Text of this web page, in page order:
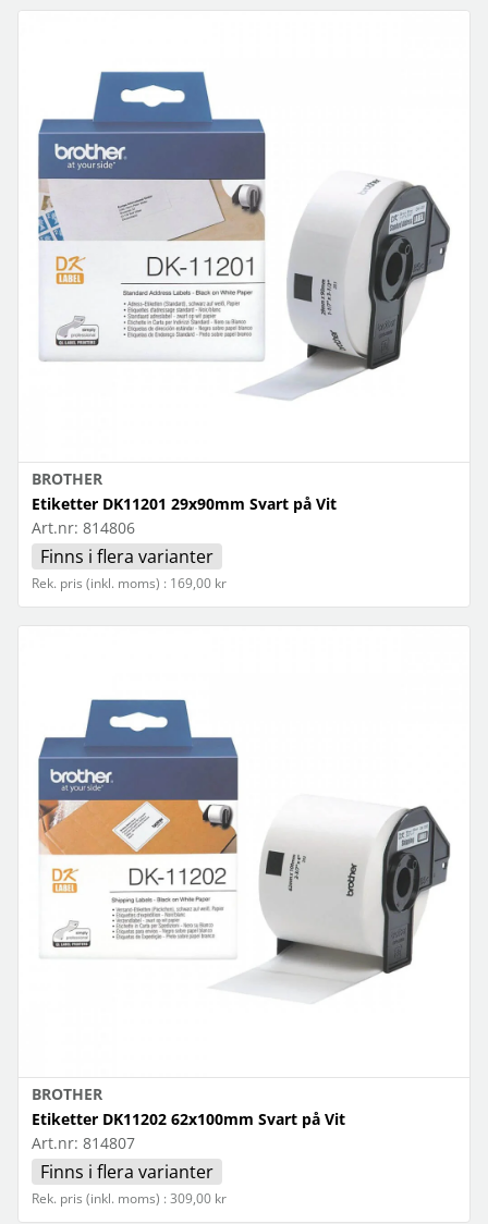
BROTHER
Etiketter DK11201 29x90mm Svart på Vit
Art.nr: 814806
Finns i flera varianter
Rek. pris (inkl. moms) : 169,00 kr
BROTHER
Etiketter DK11202 62x100mm Svart på Vit
Art.nr: 814807
Finns i flera varianter
Rek. pris (inkl. moms) : 309,00 kr